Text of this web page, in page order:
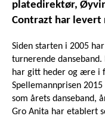
platedirektør,
Contrazt har levert
Siden starten i 2005
turnerende
har gitt heder og ære i
Spellemannprisen
som årets danseband,
Gro Anita har etablert